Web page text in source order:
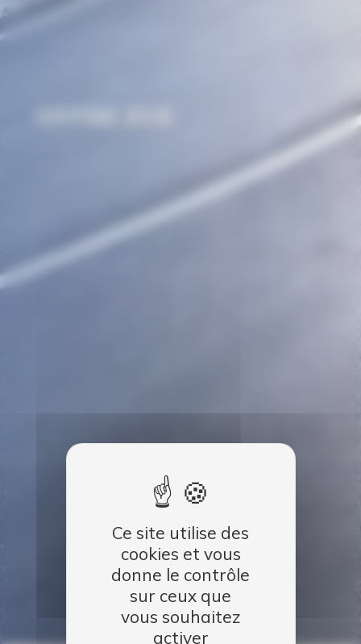
Ce site utilise des
cookies et vous
donne le contrôle
sur ceux que
vous souhaitez
activer